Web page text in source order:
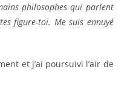
philosophes qui parlent
figure-toi. Me suis ennuyé
et j’ai poursuivi l’air de